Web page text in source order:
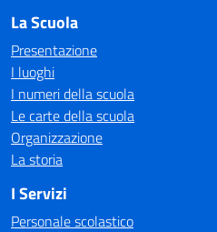
La Scuola
Presentazione
I luoghi
I numeri della scuola
Le carte della scuola
Organizzazione
La storia
I Servizi
Personale scolastico